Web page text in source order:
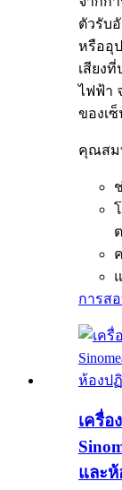
ตัวรับ
หรืออุ
เสียง
ไฟฟ้า
ของเ
คุณสม
การส
เครื่อ
และ